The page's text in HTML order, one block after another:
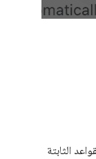
مجموعات القواعد الثابتة